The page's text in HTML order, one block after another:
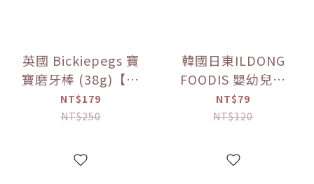
英國 Bickiepegs 寶
寶磨牙棒 (38g)【優
惠限定】
NT$179
NT$250
韓國日東ILDONG
FOODIS 嬰幼兒果
果 (100ml)【優惠
NT$79
NT$120